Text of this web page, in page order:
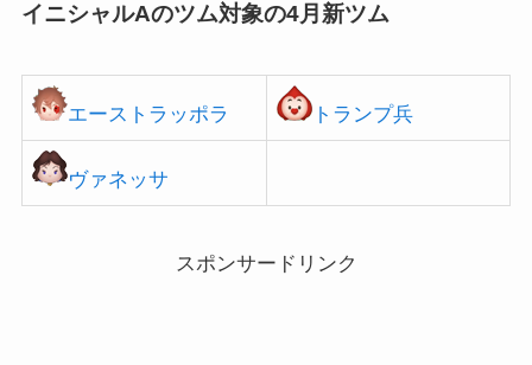
イニシャルAのツム対象の4月新ツム
エースト ラッポラ ト ランプ兵
ヴァネッサ
スポンサードリンク